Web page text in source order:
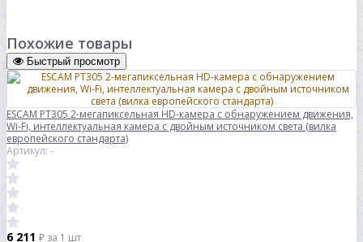
Похожие товары
Быстрый просмотр
ESCAM PT305 2-мегапиксельная HD-камера с обнаружением движения,
Wi-Fi, интеллектуальная камера с двойным источником света (вилка
европейского стандарта)
Артикул: -
6 211 ₽ за 1 шт